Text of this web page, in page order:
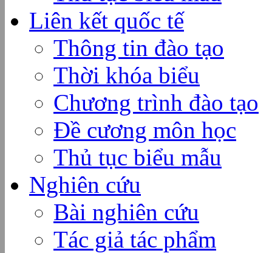
Liên kết quốc tế
Thông tin đào tạo
Thời khóa biểu
Chương trình đào tạo
Đề cương môn học
Thủ tục biểu mẫu
Nghiên cứu
Bài nghiên cứu
Tác giả tác phẩm